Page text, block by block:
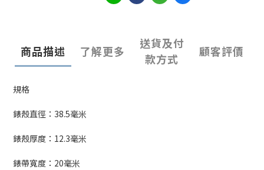
商品描述 了解更多
送貨及付
款方式
顧客評價
規格
錶殼直徑：38.5毫米
錶殼厚度：12.3毫米
錶帶寬度： 20毫米